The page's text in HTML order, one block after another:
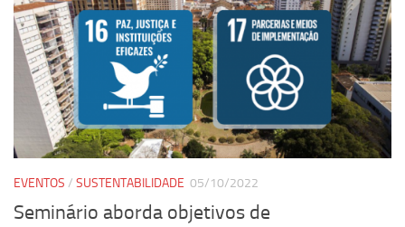
Grupo de Pesquisa GPUBLIC – Centro de Estudos em Gestão
e Políticas Públicas Contemporâneas
Grupos de pesquisa encerrados
Ano Sabático
Daniel Domingues dos Santos
Programas Ano Sabático Encerrados
Cíntia Rosa Pereira de Lima
Cristina Godoy Bernardo de Oliveira (FDRP)
EVENTOS / SUSTENTABILIDADE 05/10/2022
Seminário aborda objetivos de